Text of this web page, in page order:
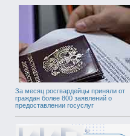
За месяц росгвардейцы приняли от
граждан более 800 заявлений о
предоставлении госуслуг